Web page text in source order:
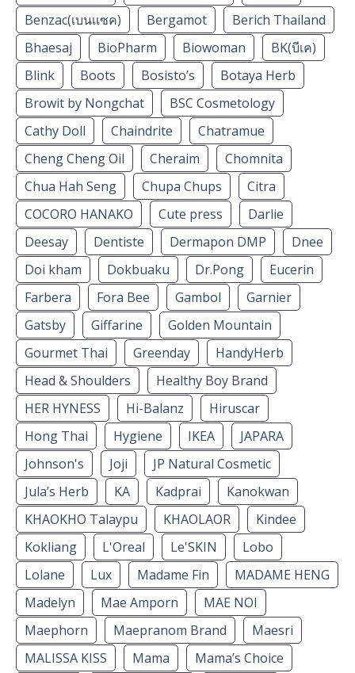
Benzac(เบนเเซค)
Bergamot
Berich Thailand
Bhaesaj
BioPharm Biowoman
BK(บีเค)
Blink
Boots Bosisto’s
Botaya Herb
Browit by Nongchat
BSC Cosmetology
Cathy Doll
Chaindrite
Chatramue
Cheng Cheng Oil
Cheraim
Chomnita
Chua Hah Seng
Chupa Chups
Citra
COCORO HANAKO
Cute press
Darlie
Deesay
Dentiste Dermapon DMP
Dnee
Doi kham
Dokbuaku Dr.Pong
Eucerin
Farbera
Fora Bee Gambol
Garnier
Gatsby
Giffarine
Golden Mountain
Gourmet Thai
Greenday
HandyHerb
Head & Shoulders
Healthy Boy Brand
HER HYNESS
Hi-Balanz
Hiruscar
Hong Thai
Hygiene IKEA
JAPARA
Johnson's
Joji
JP Natural Cosmetic
Jula’s Herb
KA Kadprai
Kanokwan
KHAOKHO Talaypu
KHAOLAOR
Kindee
Kokliang
L'Oreal Le'SKIN
Lobo
Lolane
Lux Madame Fin
MADAME HENG
Madelyn
Mae Amporn
MAE NOI
Maephorn
Maepranom Brand
Maesri
MALISSA KISS
Mama
Mama’s Choice